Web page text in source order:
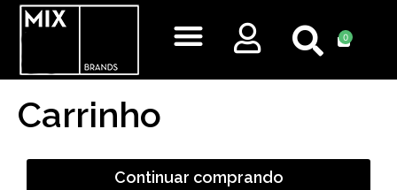
0
Carrinho
Continuar comprando